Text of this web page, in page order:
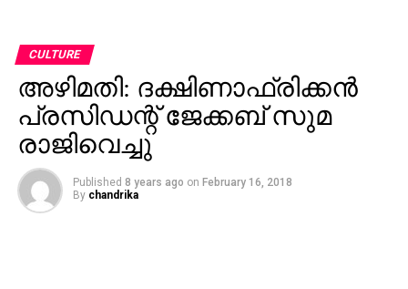
CULTURE
അഴിമതി: ദക്ഷിണാഫ്രിക്കന്‍
പ്രസിഡന്റ് ജേക്കബ് സുമ
രാജിവെച്ചു
Published 8 years ago on February 16, 2018
By chandrika